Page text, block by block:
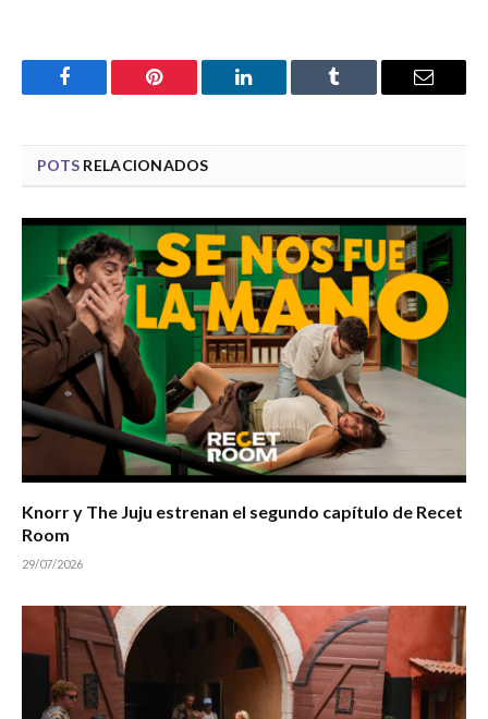
Facebook Pinterest LinkedIn Tumblr Email
POTS RELACIONADOS
Knorr y The Juju estrenan el segundo capítulo de Recet
Room
29/07/2026